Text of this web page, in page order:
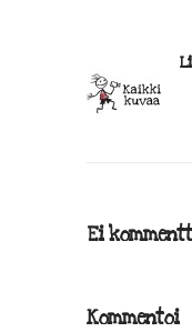
Ei
Kommentoi